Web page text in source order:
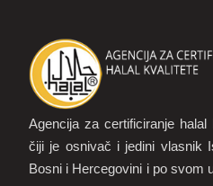
Agencija za certificiranje
čiji je osnivač i jedini vlasnik
Bosni i Hercegovini i po svom